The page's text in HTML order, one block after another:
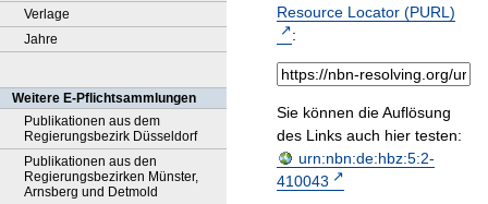
Verlage
Jahre
Weitere E-Pflichtsammlungen
Publikationen aus dem
Regierungsbezirk Düsseldorf
Publikationen aus den
Regierungsbezirken Münster,
Arnsberg und Detmold
Resource Locator (PURL)
:
Sie können die Auflösung
des Links auch hier testen:
urn:nbn:de:hbz:5:2-
410043